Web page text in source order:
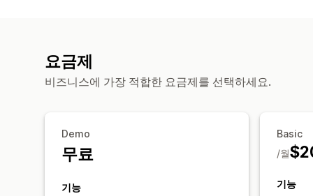
요금제
비즈니스에 가장 적합한 요금제를 선택하세요.
Demo
무료
기능
Basic
/월
기능